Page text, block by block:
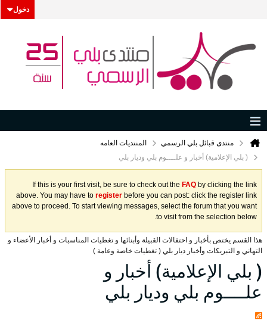
دخول
منتدى قبائل بلي الرسمي
المنتديات العامه
( بلي الإعلامية) أخبار و علــــوم بلي وديار بلي
If this is your first visit, be sure to check out the FAQ by clicking the link
above. You may have to register before you can post: click the register link
above to proceed. To start viewing messages, select the forum that you want
to visit from the selection below.
هذا القسم يختص بأخبار و احتفالات القبيلة وأبنائها و تغطيات المناسبات و أخبار الأعضاء و
التهاني و التبريكات وأخبار ديار بلي ( تغطيات خاصة وعامة )
( بلي الإعلامية) أخبار و
علــــوم بلي وديار بلي